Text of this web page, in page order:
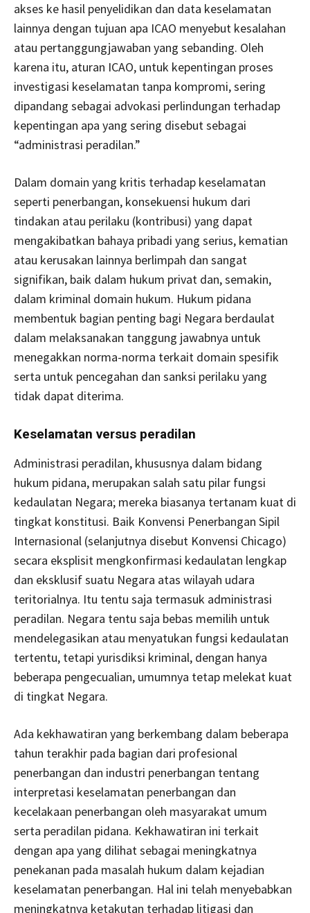
akses ke hasil penyelidikan dan data keselamatan
lainnya dengan tujuan apa ICAO menyebut kesalahan
atau pertanggungjawaban yang sebanding. Oleh
karena itu, aturan ICAO, untuk kepentingan proses
investigasi keselamatan tanpa kompromi, sering
dipandang sebagai advokasi perlindungan terhadap
kepentingan apa yang sering disebut sebagai
“administrasi peradilan.”
Dalam domain yang kritis terhadap keselamatan
seperti penerbangan, konsekuensi hukum dari
tindakan atau perilaku (kontribusi) yang dapat
mengakibatkan bahaya pribadi yang serius, kematian
atau kerusakan lainnya berlimpah dan sangat
signifikan, baik dalam hukum privat dan, semakin,
dalam kriminal domain hukum. Hukum pidana
membentuk bagian penting bagi Negara berdaulat
dalam melaksanakan tanggung jawabnya untuk
menegakkan norma-norma terkait domain spesifik
serta untuk pencegahan dan sanksi perilaku yang
tidak dapat diterima.
Keselamatan versus peradilan
Administrasi peradilan, khususnya dalam bidang
hukum pidana, merupakan salah satu pilar fungsi
kedaulatan Negara; mereka biasanya tertanam kuat di
tingkat konstitusi. Baik Konvensi Penerbangan Sipil
Internasional (selanjutnya disebut Konvensi Chicago)
secara eksplisit mengkonfirmasi kedaulatan lengkap
dan eksklusif suatu Negara atas wilayah udara
teritorialnya. Itu tentu saja termasuk administrasi
peradilan. Negara tentu saja bebas memilih untuk
mendelegasikan atau menyatukan fungsi kedaulatan
tertentu, tetapi yurisdiksi kriminal, dengan hanya
beberapa pengecualian, umumnya tetap melekat kuat
di tingkat Negara.
Ada kekhawatiran yang berkembang dalam beberapa
tahun terakhir pada bagian dari profesional
penerbangan dan industri penerbangan tentang
interpretasi keselamatan penerbangan dan
kecelakaan penerbangan oleh masyarakat umum
serta peradilan pidana. Kekhawatiran ini terkait
dengan apa yang dilihat sebagai meningkatnya
penekanan pada masalah hukum dalam kejadian
keselamatan penerbangan. Hal ini telah menyebabkan
meningkatnya ketakutan terhadap litigasi dan